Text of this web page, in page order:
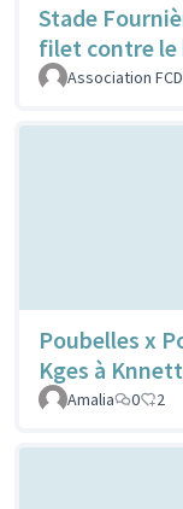
Stade
filet contre
Association
Poubelles x
Kges à
Amalia
0 2